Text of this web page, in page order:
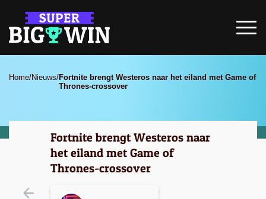
Home/Nieuws/Fortnite brengt Westeros naar het eiland met Game of
Thrones-crossover
Fortnite brengt Westeros naar
het eiland met Game of
Thrones-crossover